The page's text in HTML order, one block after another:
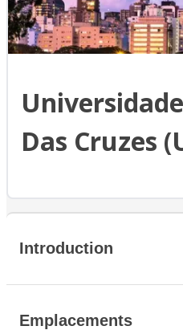
Das Cruzes
Introduction
Emplacements